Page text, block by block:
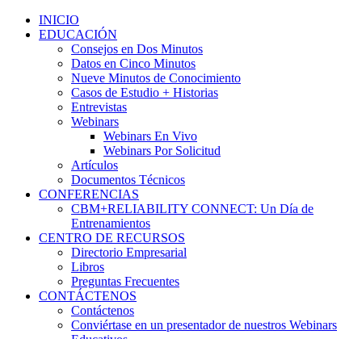
INICIO
EDUCACIÓN
Consejos en Dos Minutos
Datos en Cinco Minutos
Nueve Minutos de Conocimiento
Casos de Estudio + Historias
Entrevistas
Webinars
Webinars En Vivo
Webinars Por Solicitud
Artículos
Documentos Técnicos
CONFERENCIAS
CBM+RELIABILITY CONNECT: Un Día de
Entrenamientos
CENTRO DE RECURSOS
Directorio Empresarial
Libros
Preguntas Frecuentes
CONTÁCTENOS
Contáctenos
Conviértase en un presentador de nuestros Webinars